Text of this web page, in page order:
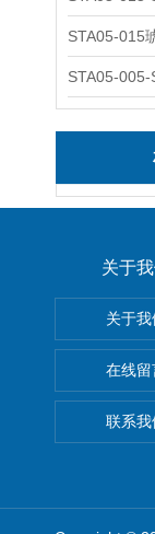
关于
关于我
在线留
联系我